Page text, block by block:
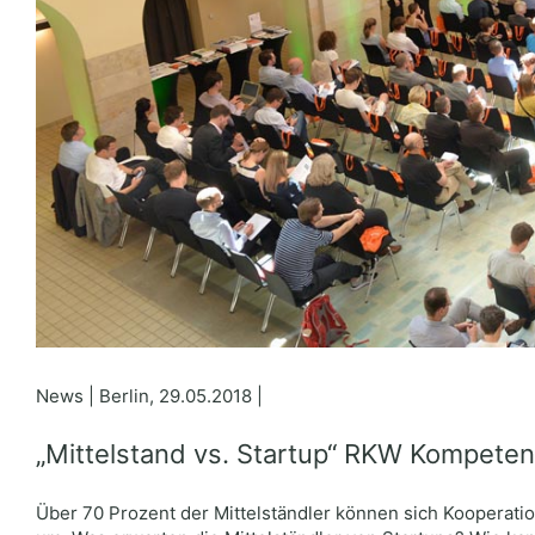
News | Berlin, 29.05.2018 |
„Mittelstand vs. Startup“ RKW
Über 70 Prozent der Mittelständler können sich